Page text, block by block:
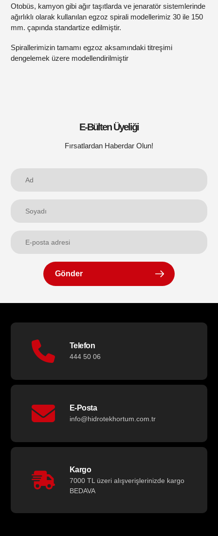
Otobüs, kamyon gibi ağır taşıtlarda ve jenaratör sistemlerinde
ağırlıklı olarak kullanılan egzoz spirali modellerimiz 30 ile 150
mm. çapında standartize edilmiştir.
Spirallerimizin tamamı egzoz aksamındaki titreşimi
dengelemek üzere modellendirilmiştir
E-Bülten Üyeliği
Fırsatlardan Haberdar Olun!
Gönder
Telefon
444 50 06
E-Posta
info@hidrotekhortum.com.tr
Kargo
7000 TL üzeri alışverişlerinizde kargo
BEDAVA